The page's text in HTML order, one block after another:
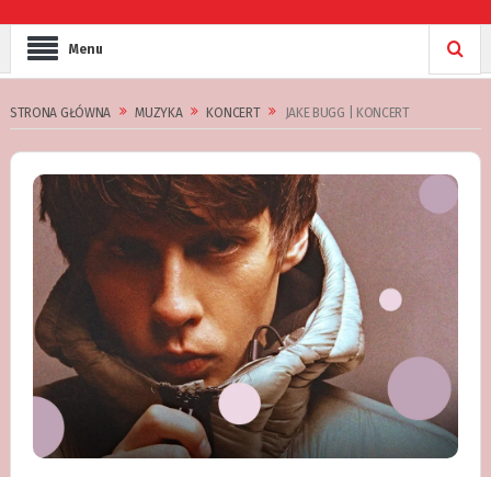
Menu
STRONA GŁÓWNA MUZYKA KONCERT JAKE BUGG | KONCERT